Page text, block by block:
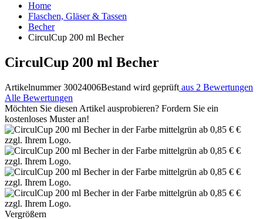
Home
Flaschen, Gläser & Tassen
Becher
CirculCup 200 ml Becher
CirculCup 200 ml Becher
Artikelnummer 30024006Bestand wird geprüft aus 2 Bewertungen
Alle Bewertungen
Möchten Sie diesen Artikel ausprobieren? Fordern Sie ein
kostenloses Muster an!
Vergrößern